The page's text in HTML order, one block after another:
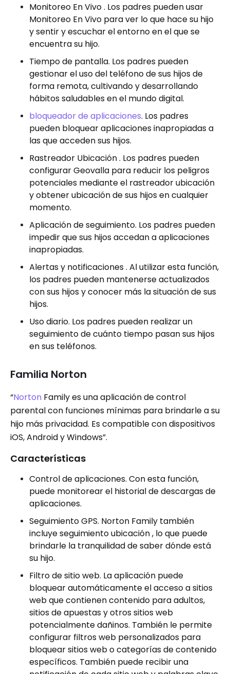
Monitoreo En Vivo . Los padres pueden usar
Monitoreo En Vivo para ver lo que hace su hijo
y sentir y escuchar el entorno en el que se
encuentra su hijo.
Tiempo de pantalla. Los padres pueden
gestionar el uso del teléfono de sus hijos de
forma remota, cultivando y desarrollando
hábitos saludables en el mundo digital.
bloqueador de aplicaciones. Los padres
pueden bloquear aplicaciones inapropiadas a
las que acceden sus hijos.
Rastreador Ubicación . Los padres pueden
configurar Geovalla para reducir los peligros
potenciales mediante el rastreador ubicación
y obtener ubicación de sus hijos en cualquier
momento.
Aplicación de seguimiento. Los padres pueden
impedir que sus hijos accedan a aplicaciones
inapropiadas.
Alertas y notificaciones . Al utilizar esta función,
los padres pueden mantenerse actualizados
con sus hijos y conocer más la situación de sus
hijos.
Uso diario. Los padres pueden realizar un
seguimiento de cuánto tiempo pasan sus hijos
en sus teléfonos.
Familia Norton
“Norton Family es una aplicación de control
parental con funciones mínimas para brindarle a su
hijo más privacidad. Es compatible con dispositivos
iOS, Android y Windows”.
Características
Control de aplicaciones. Con esta función,
puede monitorear el historial de descargas de
aplicaciones.
Seguimiento GPS. Norton Family también
incluye seguimiento ubicación , lo que puede
brindarle la tranquilidad de saber dónde está
su hijo.
Filtro de sitio web. La aplicación puede
bloquear automáticamente el acceso a sitios
web que contienen contenido para adultos,
sitios de apuestas y otros sitios web
potencialmente dañinos. También le permite
configurar filtros web personalizados para
bloquear sitios web o categorías de contenido
específicos. También puede recibir una